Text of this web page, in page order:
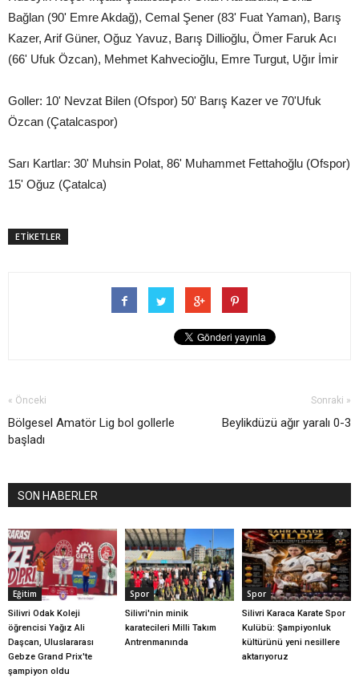
Bağlan (90' Emre Akdağ), Cemal Şener (83' Fuat Yaman), Barış
Kazer, Arif Güner, Oğuz Yavuz, Barış Dillioğlu, Ömer Faruk Acı
(66' Ufuk Özcan), Mehmet Kahvecioğlu, Emre Turgut, Uğır İmir
Goller: 10' Nevzat Bilen (Ofspor) 50' Barış Kazer ve 70'Ufuk
Özcan (Çatalcaspor)
Sarı Kartlar: 30' Muhsin Polat, 86' Muhammet Fettahoğlu (Ofspor)
15' Oğuz (Çatalca)
ETİKETLER
« Önceki
Bölgesel Amatör Lig bol gollerle
başladı
Sonraki »
Beylikdüzü ağır yaralı 0-3
SON HABERLER
Eğitim
Silivri Odak Koleji
öğrencisi Yağız Ali
Daşcan, Uluslararası
Gebze Grand Prix'te
şampiyon oldu
Spor
Silivri'nin minik
karatecileri Milli Takım
Antrenmanında
Spor
Silivri Karaca Karate Spor
Kulübü: Şampiyonluk
kültürünü yeni nesillere
aktarıyoruz